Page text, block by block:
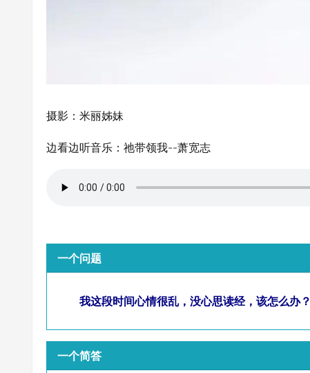
摄影：米丽姊妹
边看边听音乐：祂带领我--萧宽志
一个问题
我这段时间心情很乱，没心思读经，该怎么办？
一个简答